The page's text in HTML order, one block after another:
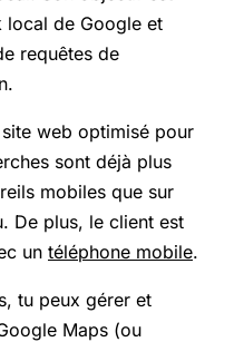
local de Google et
requêtes de
web optimisé pour
sont déjà plus
mobiles que sur
De plus, le client est
un téléphone mobile.
tu peux gérer et
Maps (ou